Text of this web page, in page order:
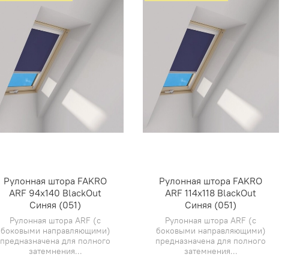
Рулонная штора FAKRO
ARF 94х140 BlackOut
Синяя (051)
Рулонная штора ARF (с
боковыми направляющими)
предназначена для полного
затемнения...
Рулонная штора FAKRO
ARF 114х118 BlackOut
Синяя (051)
Рулонная штора ARF (с
боковыми направляющими)
предназначена для полного
затемнения...